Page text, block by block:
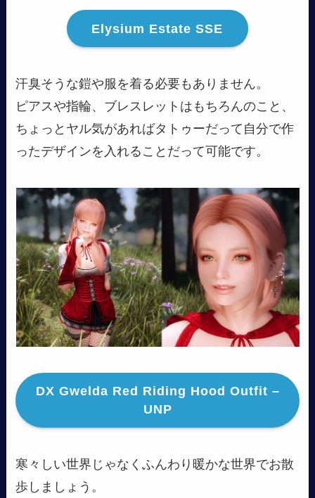
Elysium Estate SSE
汗臭そうな鎧や服を着る必要もありません。
ピアスや指輪、ブレスレットはもちろんのこと、
ちょっとヤル気があればタトゥーだって自分で作
ったデザインを入れることだって可能です。
DX Gwelda Red Riding Hood Outfit –
UNP
寒々しい世界じゃなくふんわり暖かな世界でお散
歩しましょう。